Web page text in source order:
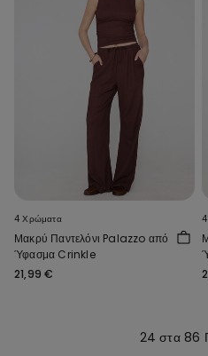
4 Χρώματα
Μακρύ Παντελόνι Palazzo από
Ύφασμα Crinkle
21,99 €
24 στα 86